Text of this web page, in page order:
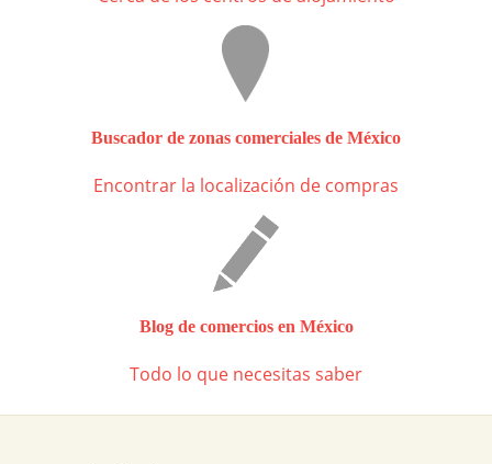
Buscador de zonas comerciales de México
Encontrar la localización de compras
Blog de comercios en México
Todo lo que necesitas saber